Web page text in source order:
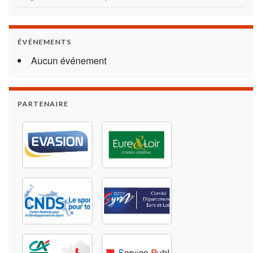
ÉVÉNEMENTS
Aucun événement
PARTENAIRE